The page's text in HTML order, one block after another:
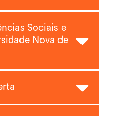
Sociais e
Nova de